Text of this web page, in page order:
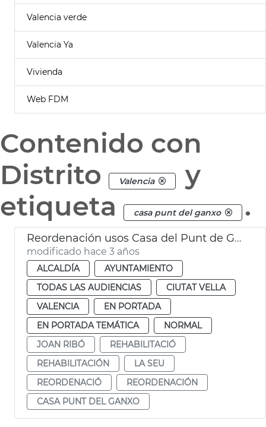
Valencia verde
Valencia Ya
Vivienda
Web FDM
Contenido con
Distrito
Valencia
y
etiqueta
casa punt del ganxo .
Reordenación usos Casa del Punt de Ganxo
modificado hace 3 años
ALCALDÍA
AYUNTAMIENTO
TODAS LAS AUDIENCIAS
CIUTAT VELLA
VALENCIA
EN PORTADA
EN PORTADA TEMÁTICA
NORMAL
JOAN RIBÓ
REHABILITACIÓ
REHABILITACIÓN
LA SEU
REORDENACIÓ
REORDENACIÓN
CASA PUNT DEL GANXO